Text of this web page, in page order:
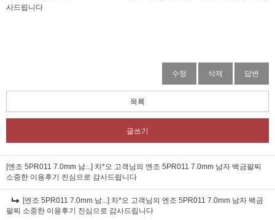
사드립니다
수정 삭제 답변
목록
글쓰기
[엔조 5PR011 7.0mm 남...] 차*오 고객님의 엔조 5PR011 7.0mm 남자 백금팔찌
소중한 이용후기 진심으로 감사드립니다
[엔조 5PR011 7.0mm 남...] 차*오 고객님의 엔조 5PR011 7.0mm 남자 백금
팔찌 소중한 이용후기 진심으로 감사드립니다